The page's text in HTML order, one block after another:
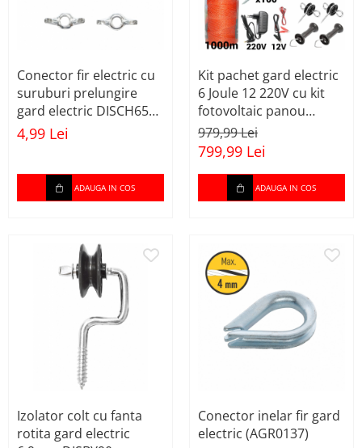
PPR lipire taiere
Redresoare/robot
pornire/starter auto
Stabilizatoare curent AVR
Strung lemn electric
Accesorii / consumabile sudura
Masca de sudura
Sursa lumina
UPS Sursa curent
Vibrator beton
Scule Atelier Auto
Accesorii / consumabile
Ambreiaj
Conector fir electric cu
suruburi prelungire
gard electric DISCH65
(BK87589)
4,99 Lei
ADAUGA IN COS
Kit pachet gard electric
6 Joule 12 220V cu kit
fotovoltaic panou
baterie 7ah fir 1000m
(BK87583-1000-03-7ah)
979,99 Lei
799,99 Lei
ADAUGA IN COS
Izolator colt cu fanta
rotita gard electric
Conector inelar fir gard
electric (AGR0137)